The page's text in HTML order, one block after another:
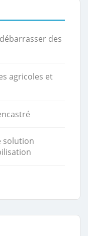
des
agricoles et
solution